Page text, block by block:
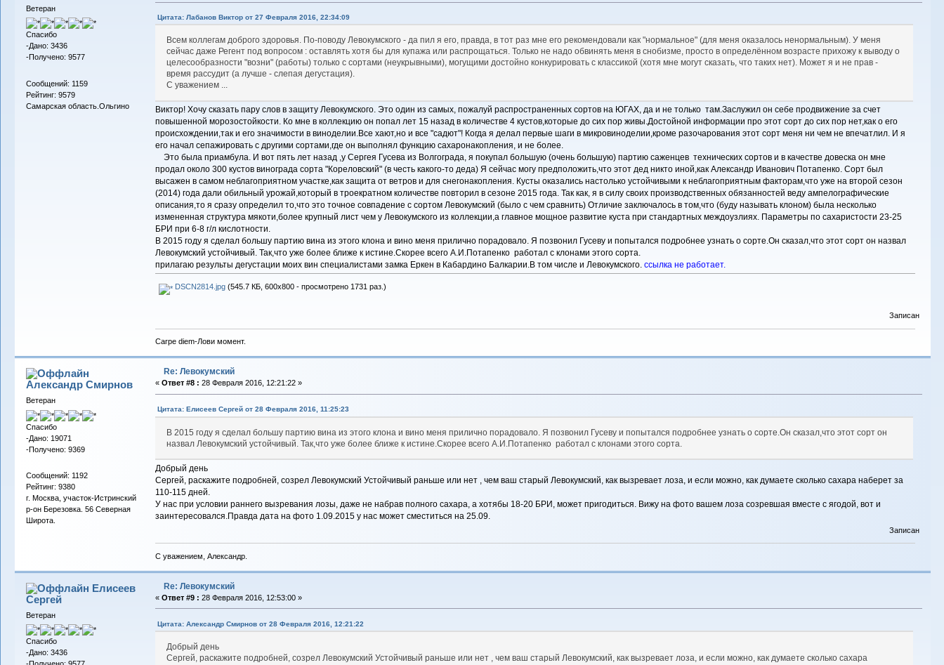
Ветеран
Спасибо
-Дано: 3436
-Получено: 9577
Сообщений: 1159
Рейтинг: 9579
Самарская область.Ольгино
Цитата: Лабанов Виктор от 27 Февраля 2016, 22:34:09
Всем коллегам доброго здоровья. По-поводу Левокумского - да пил я его, правда, в тот раз мне его рекомендовали как "нормальное" (для меня оказалось ненормальным). У меня
сейчас даже Регент под вопросом : оставлять хотя бы для купажа или распрощаться. Только не надо обвинять меня в снобизме, просто в определённом возрасте прихожу к выводу о
целесообразности "возни" (работы) только с сортами (неукрывными), могущими достойно конкурировать с классикой (хотя мне могут сказать, что таких нет). Может я и не прав -
время рассудит (а лучше - слепая дегустация).
С уважением ...
Виктор! Хочу сказать пару слов в защиту Левокумского. Это один из самых, пожалуй распространенных сортов на ЮГАХ, да и не только там.Заслужил он себе продвижение за счет
повышенной морозостойкости. Ко мне в коллекцию он попал лет 15 назад в количестве 4 кустов,которые до сих пор живы.Достойной информации про этот сорт до сих пор нет,как о его
происхождении,так и его значимости в виноделии.Все хают,но и все "садют"! Когда я делал первые шаги в микровиноделии,кроме разочарования этот сорт меня ни чем не впечатлил. И я
его начал сепажировать с другими сортами,где он выполнял функцию сахаронакопления, и не более.
Это была приамбула. И вот пять лет назад ,у Сергея Гусева из Волгограда, я покупал большую (очень большую) партию саженцев технических сортов и в качестве довеска он мне
продал около 300 кустов винограда сорта "Кореловский" (в честь какого-то деда) Я сейчас могу предположить,что этот дед никто иной,как Александр Иванович Потапенко. Сорт был
высажен в самом неблагоприятном участке,как защита от ветров и для снегонакопления. Кусты оказались настолько устойчивыми к неблагоприятным факторам,что уже на второй сезон
(2014) года дали обильный урожай,который в троекратном количестве повторил в сезоне 2015 года. Так как, я в силу своих производственных обязанностей веду ампелографические
описания,то я сразу определил то,что это точное совпадение с сортом Левокумский (было с чем сравнить) Отличие заключалось в том,что (буду называть клоном) была несколько
измененная структура мякоти,более крупный лист чем у Левокумского из коллекции,а главное мощное развитие куста при стандартных междоузлиях. Параметры по сахаристости 23-25
БРИ при 6-8 г/л кислотности.
В 2015 году я сделал большу партию вина из этого клона и вино меня прилично порадовало. Я позвонил Гусеву и попытался подробнее узнать о сорте.Он сказал,что этот сорт он назвал
Левокумский устойчивый. Так,что уже более ближе к истине.Скорее всего А.И.Потапенко работал с клонами этого сорта.
прилагаю результы дегустации моих вин специалистами замка Еркен в Кабардино Балкарии.В том числе и Левокумского. ссылка не работает.
DSCN2814.jpg(545.7 КБ, 600x800 - просмотрено 1731 раз.)
Записан
Carpe diem-Лови момент.
Александр Смирнов
Ветеран
Спасибо
-Дано: 19071
-Получено: 9369
Сообщений: 1192
Рейтинг: 9380
г. Москва, участок-Истринский
р-он Березовка. 56 Северная
Широта.
Re: Левокумский
« Ответ #8 : 28 Февраля 2016, 12:21:22 »
Цитата: Елисеев Сергей от 28 Февраля 2016, 11:25:23
В 2015 году я сделал большу партию вина из этого клона и вино меня прилично порадовало. Я позвонил Гусеву и попытался подробнее узнать о сорте.Он сказал,что этот сорт он
назвал Левокумский устойчивый. Так,что уже более ближе к истине.Скорее всего А.И.Потапенко работал с клонами этого сорта.
Добрый день
Сергей, раскажите подробней, созрел Левокумский Устойчивый раньше или нет , чем ваш старый Левокумский, как вызревает лоза, и если можно, как думаете сколько сахара наберет за
110-115 дней.
У нас при условии раннего вызревания лозы, даже не набрав полного сахара, а хотябы 18-20 БРИ, может пригодиться. Вижу на фото вашем лоза созревшая вместе с ягодой, вот и
заинтересовался.Правда дата на фото 1.09.2015 у нас может сместиться на 25.09.
Записан
С уважением, Александр.
Елисеев
Сергей
Ветеран
Спасибо
-Дано: 3436
Re: Левокумский
« Ответ #9 : 28 Февраля 2016, 12:53:00 »
Цитата: Александр Смирнов от 28 Февраля 2016, 12:21:22
Добрый день
Сергей, раскажите подробней, созрел Левокумский Устойчивый раньше или нет , чем ваш старый Левокумский, как вызревает лоза, и если можно, как думаете сколько сахара